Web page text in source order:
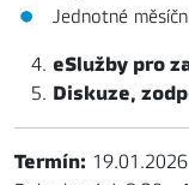
Jednotné
eSlužby pro
Diskuze,
Termín: 19.01.2026